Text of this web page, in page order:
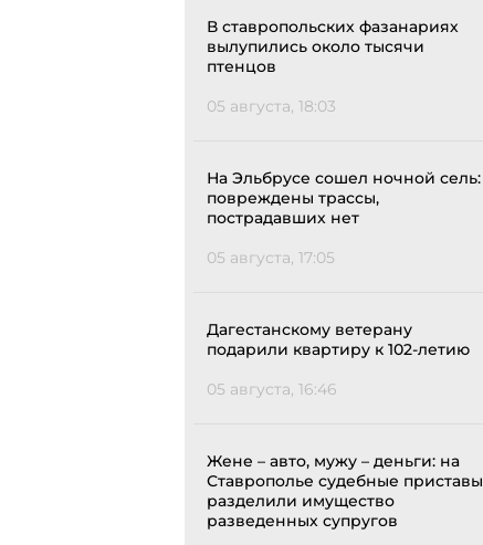
В ставропольских фазанариях
вылупились около тысячи
птенцов
05 августа, 18:03
На Эльбрусе сошел ночной сель:
повреждены трассы,
пострадавших нет
05 августа, 17:05
Дагестанскому ветерану
подарили квартиру к 102-летию
05 августа, 16:46
Жене – авто, мужу – деньги: на
Ставрополье судебные приставы
разделили имущество
разведенных супругов